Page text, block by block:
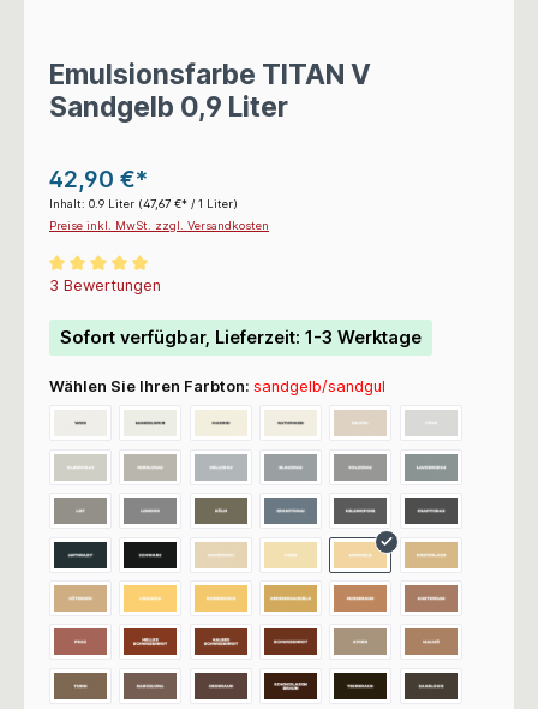
Emulsionsfarbe TITAN V
Sandgelb 0,9 Liter
42,90 €*
Inhalt: 0.9 Liter (47,67 €* / 1 Liter)
Preise inkl. MwSt. zzgl. Versandkosten
Durchschnittliche Bewertung von 5 von 5 Sternen
3 Bewertungen
Sofort verfügbar, Lieferzeit: 1-3 Werktage
Wählen Sie Ihren Farbton: sandgelb/sandgul